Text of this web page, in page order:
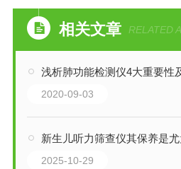
相关文章 RELATED
浅析肺功能检测仪4大重要性
2020-09-03
新生儿听力筛查仪其保养是
2025-10-29